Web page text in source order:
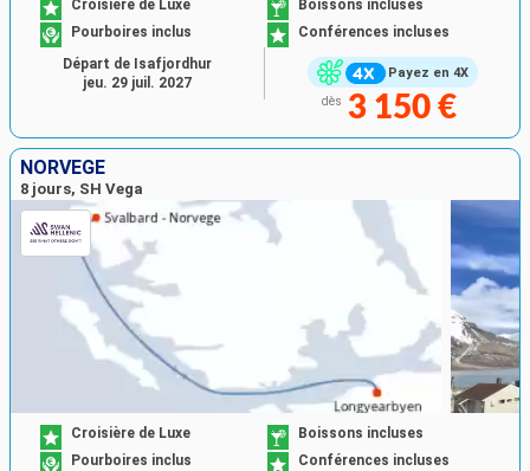
Payez en 4X
Croisière de Luxe
Boissons incluses
Pourboires inclus
Conférences incluses
dès 3 150 €
Départ de Isafjordhur
jeu. 29 juil. 2027
NORVÈGE
8 jours, SH Vega
Croisière de Luxe
Boissons incluses
Pourboires inclus
Conférences incluses